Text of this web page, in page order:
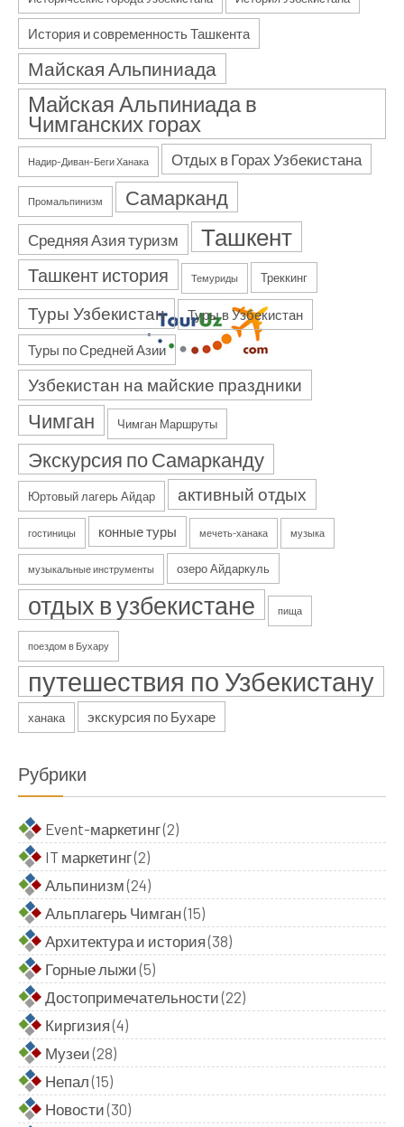
История и современность Ташкента
Майская Альпиниада
Майская Альпиниада в
Чимганских горах
Надир–Диван–Беги Ханака Отдых в Горах Узбекистана
Промальпинизм Самарканд
Средняя Азия туризм Ташкент
Ташкент история Темуриды Треккинг
Туры Узбекистан Туры в Узбекистан
Туры по Средней Азии
Узбекистан на майские праздники
Чимган Чимган Маршруты
Экскурсия по Самарканду
Юртовый лагерь Айдар активный отдых
гостиницы конные туры мечеть-ханака музыка
музыкальные инструменты озеро Айдаркуль
отдых в узбекистане пища
поездом в Бухару
путешествия по Узбекистану
ханака экскурсия по Бухаре
Рубрики
Event-маркетинг(2)
IT маркетинг(2)
Альпинизм(24)
Альплагерь Чимган(15)
Архитектура и история(38)
Горные лыжи(5)
Достопримечательности(22)
Киргизия(4)
Музеи(28)
Непал(15)
Новости(30)